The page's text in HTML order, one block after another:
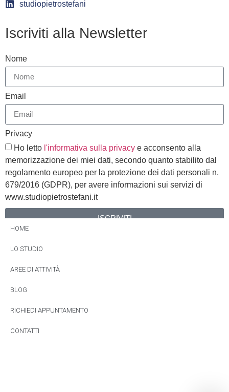
studiopietrostefani
Iscriviti alla Newsletter
Nome
Email
Privacy
Ho letto l'informativa sulla privacy e acconsento alla
memorizzazione dei miei dati, secondo quanto stabilito dal
regolamento europeo per la protezione dei dati personali n.
679/2016 (GDPR), per avere informazioni sui servizi di
www.studiopietrostefani.it
ISCRIVITI
HOME
LO STUDIO
AREE DI ATTIVITÀ
BLOG
RICHIEDI APPUNTAMENTO
CONTATTI